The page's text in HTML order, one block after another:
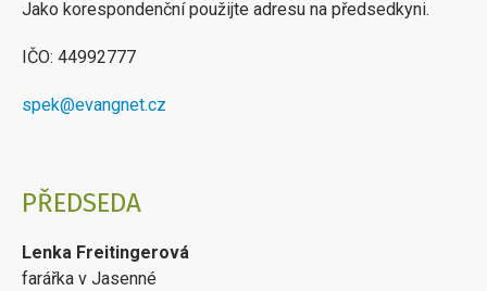
Jako korespondenční použijte adresu na předsedkyni.
IČO: 44992777
spek@evangnet.cz
PŘEDSEDA
Lenka Freitingerová
farářka v Jasenné